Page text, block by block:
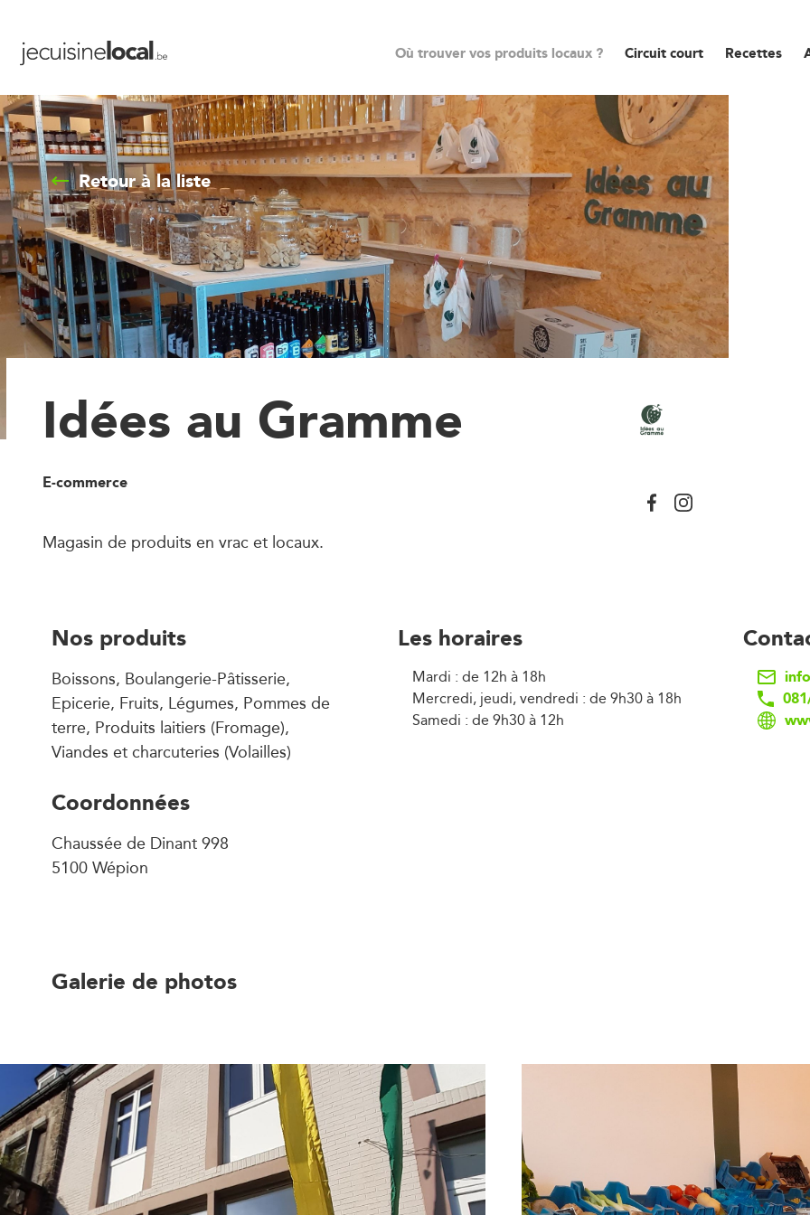
Où trouver vos produits locaux ? Circuit court Recettes
Retour à la liste
Idées au Gramme
E-commerce
Magasin de produits en vrac et locaux.
Nos produits
Boissons, Boulangerie-Pâtisserie,
Epicerie, Fruits, Légumes, Pommes de
terre, Produits laitiers (Fromage),
Viandes et charcuteries (Volailles)
Les horaires
Mardi : de 12h à 18h
Mercredi, jeudi, vendredi : de 9h30 à 18h
Samedi : de 9h30 à 12h
Coordonnées
Chaussée de Dinant 998
5100 Wépion
Galerie de photos